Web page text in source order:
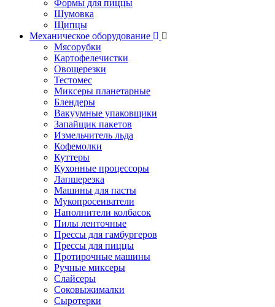
Формы для пиццы
Шумовка
Щипцы
Механическое оборудование
Мясорубки
Картофелечистки
Овощерезки
Тестомес
Миксеры планетарные
Блендеры
Вакуумные упаковщики
Запайщик пакетов
Измельчитель льда
Кофемолки
Куттеры
Кухонные процессоры
Лапшерезка
Машины для пасты
Мукопросеиватели
Наполнители колбасок
Пилы ленточные
Прессы для гамбургеров
Прессы для пиццы
Протирочные машины
Ручные миксеры
Слайсеры
Соковыжималки
Сыротерки